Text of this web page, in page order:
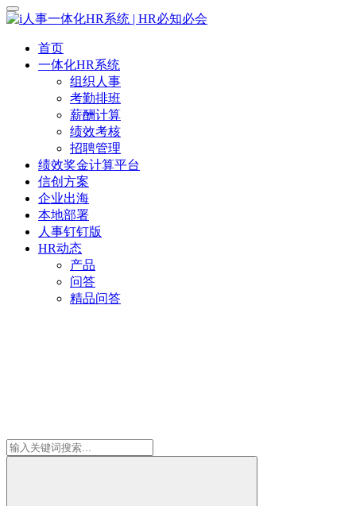
首页
一体化HR系统
组织人事
考勤排班
薪酬计算
绩效考核
招聘管理
绩效奖金计算平台
信创方案
企业出海
本地部署
人事钉钉版
HR动态
产品
问答
精品问答